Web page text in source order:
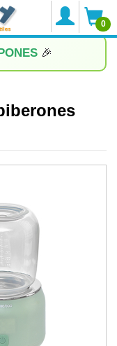
0
🎉